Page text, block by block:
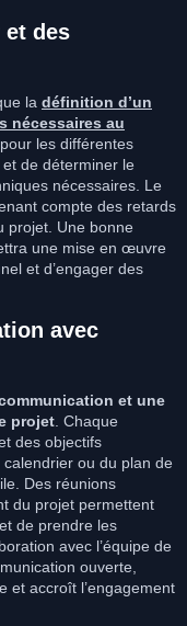
et des
la définition d’un
nécessaires au
les différentes
de déterminer le
nécessaires. Le
compte des retards
projet. Une bonne
une mise en œuvre
et d’engager des
avec
et une
projet. Chaque
des objectifs
ou du plan de
Des réunions
du projet permettent
de prendre les
avec l’équipe de
ouverte,
et accroît l’engagement